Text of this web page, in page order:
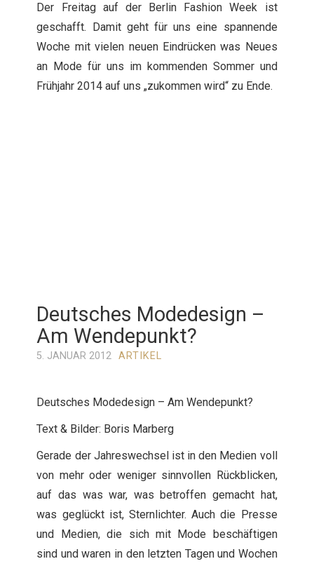
Der Freitag auf der Berlin Fashion Week ist
geschafft. Damit geht für uns eine spannende
Woche mit vielen neuen Eindrücken was Neues
an Mode für uns im kommenden Sommer und
Frühjahr 2014 auf uns „zukommen wird“ zu Ende.
Deutsches Modedesign –
Am Wendepunkt?
5. JANUAR 2012 ARTIKEL
Deutsches Modedesign – Am Wendepunkt?
Text & Bilder: Boris Marberg
Gerade der Jahreswechsel ist in den Medien voll
von mehr oder weniger sinnvollen Rückblicken,
auf das was war, was betroffen gemacht hat,
was geglückt ist, Sternlichter. Auch die Presse
und Medien, die sich mit Mode beschäftigen
sind und waren in den letzten Tagen und Wochen